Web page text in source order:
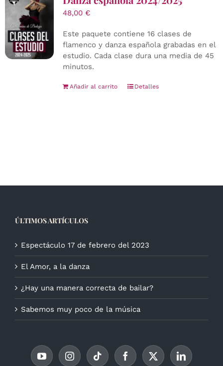
48,00 €
Este paquete contiene 16 clases de
flamenco y danza española grabadas en el
estudio. Cada clase dura una media de 45
minutos.
Añadir al carrito Detalles
ÚLTIMOS ARTÍCULOS
Espectáculo 17 de febrero del 2023
El Amor, a la danza
¿Hay una manera correcta de bailar?
Sabemos muy poco de la música